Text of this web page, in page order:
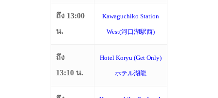
ถึง 13:00
น.
Kawaguchiko Station
West(河口湖駅西)
ถึง
13:10 น.
Hotel Koryu (Get Only)
ホテル湖龍